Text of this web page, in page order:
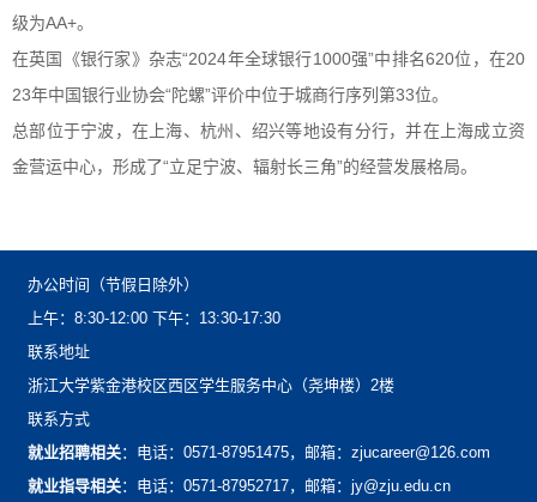
级为AA+。
在英国《银行家》杂志“2024年全球银行1000强”中排名620位，在20
23年中国银行业协会“陀螺”评价中位于城商行序列第33位。
总部位于宁波，在上海、杭州、绍兴等地设有分行，并在上海成立资
金营运中心，形成了“立足宁波、辐射长三角”的经营发展格局。
办公时间（节假日除外）
上午：8:30-12:00下午：13:30-17:30
联系地址
浙江大学紫金港校区西区学生服务中心（尧坤楼）2楼
联系方式
就业招聘相关：电话：0571-87951475，邮箱：zjucareer@126.com
就业指导相关：电话：0571-87952717，邮箱：jy@zju.edu.cn